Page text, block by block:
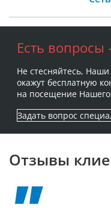
Есть
Не стесняйтесь,
окажут бесплатную
на посещение Нашего
Задать вопрос
Отзывы